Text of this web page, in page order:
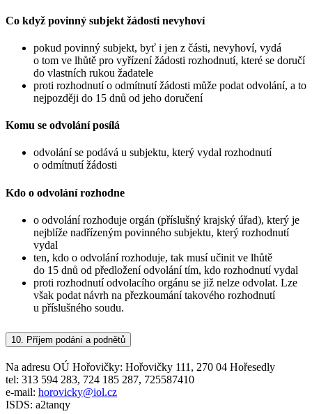
Co když povinný subjekt žádosti nevyhoví
pokud povinný subjekt, byť i jen z části, nevyhoví, vydá
o tom ve lhůtě pro vyřízení žádosti rozhodnutí, které se doručí
do vlastních rukou žadatele
proti rozhodnutí o odmítnutí žádosti může podat odvolání, a to
nejpozději do 15 dnů od jeho doručení
Komu se odvolání posílá
odvolání se podává u subjektu, který vydal rozhodnutí
o odmítnutí žádosti
Kdo o odvolání rozhodne
o odvolání rozhoduje orgán (příslušný krajský úřad), který je
nejblíže nadřízeným povinného subjektu, který rozhodnutí
vydal
ten, kdo o odvolání rozhoduje, tak musí učinit ve lhůtě
do 15 dnů od předložení odvolání tím, kdo rozhodnutí vydal
proti rozhodnutí odvolacího orgánu se již nelze odvolat. Lze
však podat návrh na přezkoumání takového rozhodnutí
u příslušného soudu.
10. Příjem podání a podnětů
Na adresu OÚ Hořovičky: Hořovičky 111, 270 04 Hořesedly
tel: 313 594 283, 724 185 287, 725587410
e-mail: horovicky@iol.cz
ISDS: a2tanqy